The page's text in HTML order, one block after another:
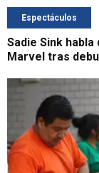
Espectáculos
Sadie Sink
Marvel tras